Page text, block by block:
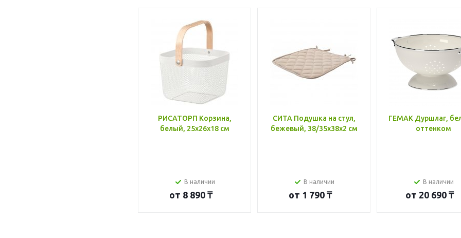
РИСАТОРП Корзина,
белый, 25x26x18 см
В наличии
от 8 890 ₸
СИТА Подушка на стул,
бежевый, 38/35x38x2 см
В наличии
от 1 790 ₸
ГЕМАК Дуршлаг,
оттенком
В наличии
от 20 690 ₸